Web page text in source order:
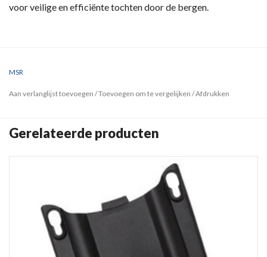
voor veilige en efficiënte tochten door de bergen.
MSR
Aan verlanglijst toevoegen /Toevoegen om te vergelijken /Afdrukken
Gerelateerde producten